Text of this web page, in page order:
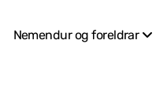
Nemendur og foreldrar